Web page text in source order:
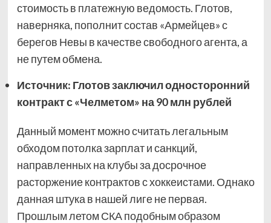
стоимость в платежную ведомость. Глотов,
наверняка, пополнит состав «Армейцев» с
берегов Невы в качестве свободного агента, а
не путем обмена.
Источник: Глотов заключил односторонний
контракт с «Челметом» на 90 млн рублей
Данный момент можно считать легальным
обходом потолка зарплат и санкций,
направленных на клубы за досрочное
расторжение контрактов с хоккеистами. Однако
данная штука в нашей лиге не первая.
Прошлым летом СКА подобным образом